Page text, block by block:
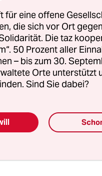
Strafe zahlen.
zustande
noch
sehr eilig. Beim EU-
„digitalen
für eine offene
die sich vor Ort
Die taz
50 Prozent aller
– bis zum 30.
Orte unterstützt
Sind Sie dabei?